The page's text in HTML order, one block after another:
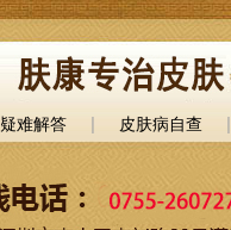
疑难解答 | 皮肤病自查 |